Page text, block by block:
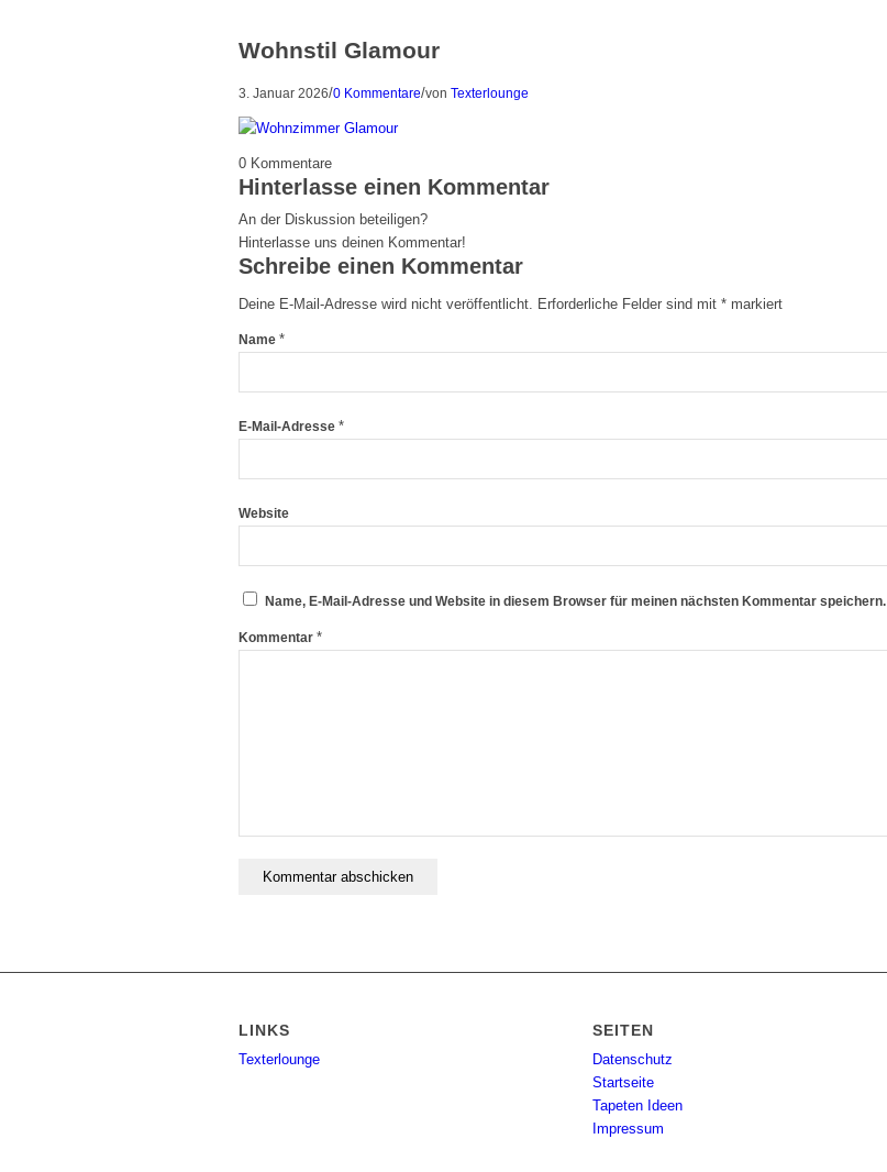
Wohnstil Glamour
3. Januar 2026/0 Kommentare/von Texterlounge
0 Kommentare
Hinterlasse einen Kommentar
An der Diskussion beteiligen?
Hinterlasse uns deinen Kommentar!
Schreibe einen Kommentar
Deine E-Mail-Adresse wird nicht veröffentlicht. Erforderliche Felder sind mit * markiert
Name *
E-Mail-Adresse *
Website
Name, E-Mail-Adresse und Website in diesem Browser für meinen nächsten Kommentar speichern.
Kommentar *
LINKS
Texterlounge
SEITEN
Datenschutz
Startseite
Tapeten Ideen
Impressum